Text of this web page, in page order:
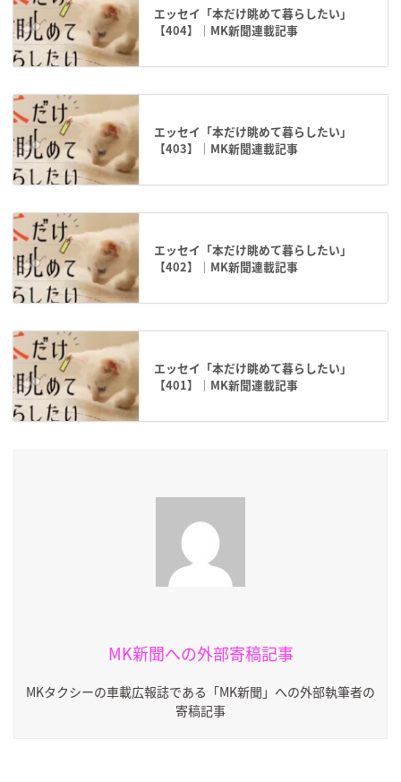
エッセイ「本だけ眺めて暮らしたい」
【404】｜MK新聞連載記事
エッセイ「本だけ眺めて暮らしたい」
【403】｜MK新聞連載記事
エッセイ「本だけ眺めて暮らしたい」
【402】｜MK新聞連載記事
エッセイ「本だけ眺めて暮らしたい」
【401】｜MK新聞連載記事
MK新聞への外部寄稿記事
MKタクシーの車載広報誌である「MK新聞」への外部執筆者の
寄稿記事